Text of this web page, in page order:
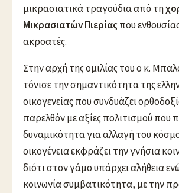
μικρασιατικά τραγούδια από τη
Μικρασιατών Πιερίας που
ακροατές.
Στην αρχή της ομιλίας του ο κ.
τόνισε την σημαντικότητα της
οικογενείας που συνδυάζει
παρελθόν με αξίες πολιτισμού που
δυναμικότητα για αλλαγή του
οικογένεια εκφράζει την γνήσια
διότι στον γάμο υπάρχει αλήθεια
κοινωνία συμβατικότητα, με την